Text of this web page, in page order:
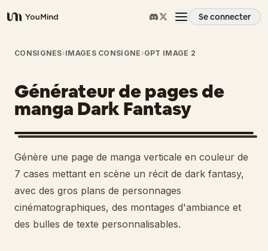
YouMind
Se connecter
Aperçu
Cas d'usage
Compétences
Invites
Tarifs
CONSIGNES›IMAGES CONSIGNE ›GPT IMAGE 2
Générateur de pages de
manga Dark Fantasy
Génère une page de manga verticale en couleur de
7 cases mettant en scène un récit de dark fantasy,
avec des gros plans de personnages
cinématographiques, des montages d'ambiance et
des bulles de texte personnalisables.